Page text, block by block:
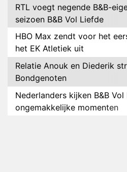
RTL voegt negende B&B-
seizoen B&B Vol Liefde
HBO Max zendt voor het
het EK Atletiek uit
Relatie Anouk en Diederik
Bondgenoten
Nederlanders kijken B&B
ongemakkelijke momenten